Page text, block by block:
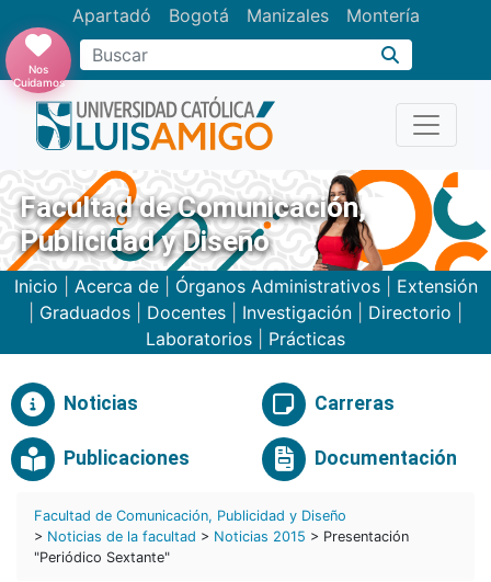
Apartadó Bogotá Manizales Montería
Buscar
Nos
Cuidamos
Facultad de Comunicación,
Publicidad y Diseño
Inicio Acerca de| Órganos Administrativos| Extensión
Graduados Docentes Investigación Directorio
Laboratorios
Prácticas
Noticias Carreras
Publicaciones Documentación
Facultad de Comunicación, Publicidad y Diseño
> Noticias de la facultad > Noticias 2015 > Presentación
"Periódico Sextante"